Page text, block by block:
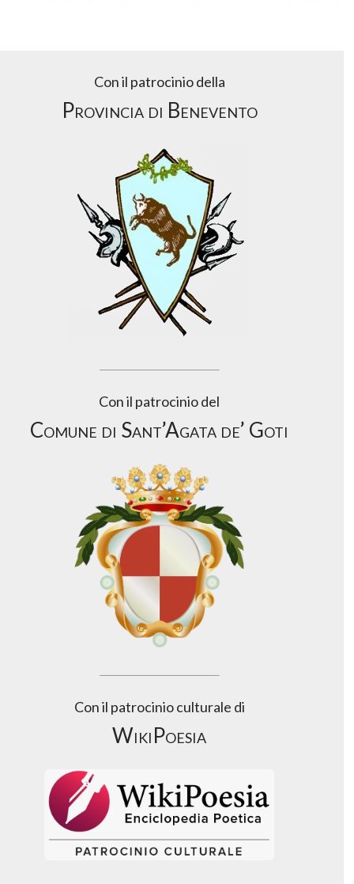
Con il patrocinio della
Provincia di Benevento
Con il patrocinio del
Comune di Sant’Agata de’ Goti
Con il patrocinio culturale di
WikiPoesia